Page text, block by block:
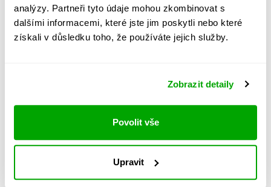
analýzy. Partneři tyto údaje mohou zkombinovat s
dalšími informacemi, které jste jim poskytli nebo které
získali v důsledku toho, že používáte jejich služby.
Zobrazit detaily
Povolit vše
Upravit
Stát
doručování týdeníku Respekt v tištěné verzi, na
první vydání ve vaší schránce se můžete těšit
příští, nejpozději přespříští týden (v závislosti na